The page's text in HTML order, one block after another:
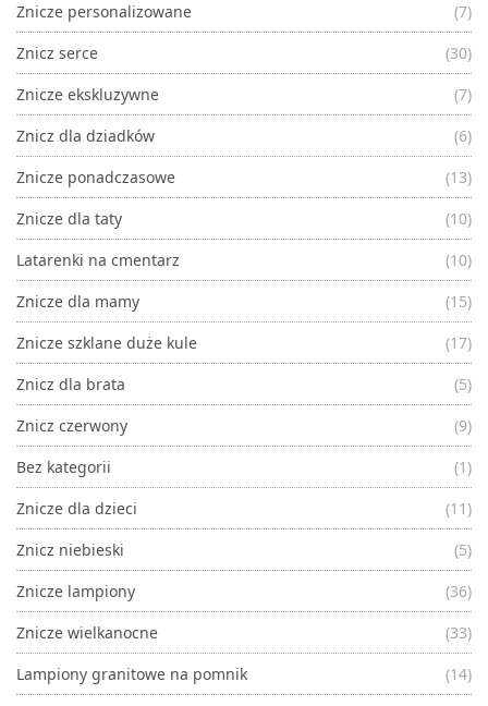
Znicze personalizowane
(7)
Znicz serce
(30)
Znicze ekskluzywne
(7)
Znicz dla dziadków
(6)
Znicze ponadczasowe
(13)
Znicze dla taty
(10)
Latarenki na cmentarz
(10)
Znicze dla mamy
(15)
Znicze szklane duże kule
(17)
Znicz dla brata
(5)
Znicz czerwony
(9)
Bez kategorii
(1)
Znicze dla dzieci
(11)
Znicz niebieski
(5)
Znicze lampiony
(36)
Znicze wielkanocne
(33)
Lampiony granitowe na pomnik
(14)